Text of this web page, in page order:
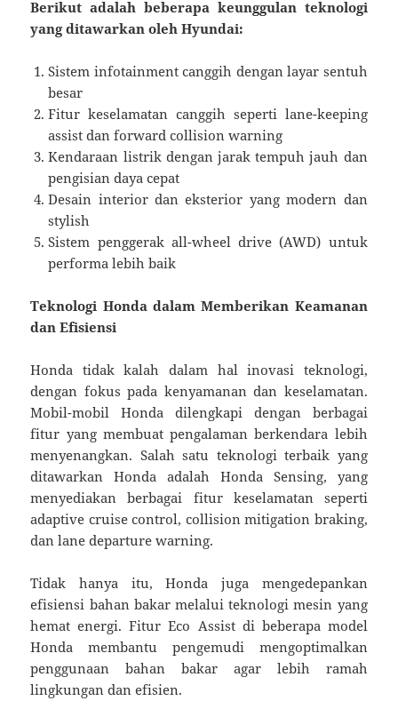
Berikut adalah beberapa keunggulan teknologi
yang ditawarkan oleh Hyundai:
Sistem infotainment canggih dengan layar sentuh
besar
Fitur keselamatan canggih seperti lane-keeping
assist dan forward collision warning
Kendaraan listrik dengan jarak tempuh jauh dan
pengisian daya cepat
Desain interior dan eksterior yang modern dan
stylish
Sistem penggerak all-wheel drive (AWD) untuk
performa lebih baik
Teknologi Honda dalam Memberikan Keamanan
dan Efisiensi
Honda tidak kalah dalam hal inovasi teknologi,
dengan fokus pada kenyamanan dan keselamatan.
Mobil-mobil Honda dilengkapi dengan berbagai
fitur yang membuat pengalaman berkendara lebih
menyenangkan. Salah satu teknologi terbaik yang
ditawarkan Honda adalah Honda Sensing, yang
menyediakan berbagai fitur keselamatan seperti
adaptive cruise control, collision mitigation braking,
dan lane departure warning.
Tidak hanya itu, Honda juga mengedepankan
efisiensi bahan bakar melalui teknologi mesin yang
hemat energi. Fitur Eco Assist di beberapa model
Honda membantu pengemudi mengoptimalkan
penggunaan bahan bakar agar lebih ramah
lingkungan dan efisien.